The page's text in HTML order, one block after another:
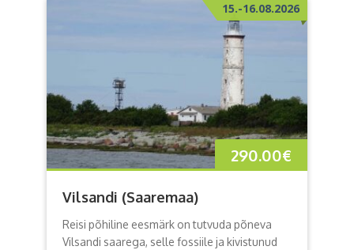
15.-16.08.2026
290.00€
Vilsandi (Saaremaa)
Reisi põhiline eesmärk on tutvuda põneva
Vilsandi saarega, selle fossiile ja kivistunud